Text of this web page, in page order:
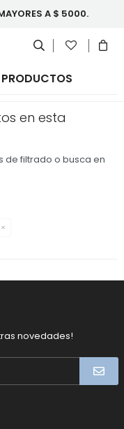
A $ 5000.
en esta
de filtrado o busca en
novedades!